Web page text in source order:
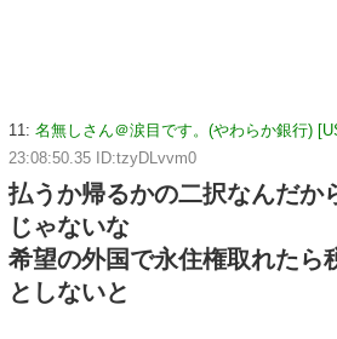
11: 名無しさん＠涙目です。(やわらか銀行)
23:08:50.35 ID:tzyDLvvm0
払うか帰るかの二択なんだか
じゃないな
希望の外国で永住権取れたら
としないと